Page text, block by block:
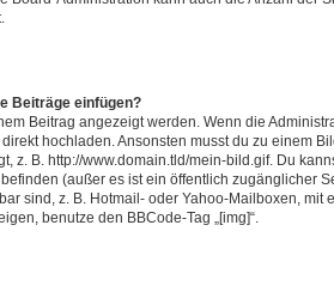
Beiträge einfügen?
Beitrag angezeigt werden. Wenn die
hochladen. Ansonsten musst du zu einem
z. B. http://www.domain.tld/mein-bild.gif. Du
(außer es ist ein öffentlich zugänglicher
sind, z. B. Hotmail- oder Yahoo-Mailboxen, mit
benutze den BBCode-Tag „[img]“.